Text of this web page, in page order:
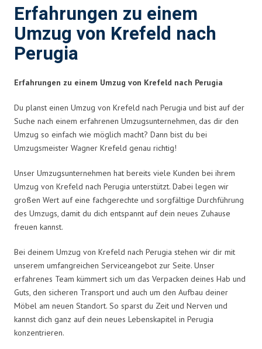
Erfahrungen zu einem
Umzug von Krefeld nach
Perugia
Erfahrungen zu einem Umzug von Krefeld nach Perugia
Du planst einen Umzug von Krefeld nach Perugia und bist auf der
Suche nach einem erfahrenen Umzugsunternehmen, das dir den
Umzug so einfach wie möglich macht? Dann bist du bei
Umzugsmeister Wagner Krefeld genau richtig!
Unser Umzugsunternehmen hat bereits viele Kunden bei ihrem
Umzug von Krefeld nach Perugia unterstützt. Dabei legen wir
großen Wert auf eine fachgerechte und sorgfältige Durchführung
des Umzugs, damit du dich entspannt auf dein neues Zuhause
freuen kannst.
Bei deinem Umzug von Krefeld nach Perugia stehen wir dir mit
unserem umfangreichen Serviceangebot zur Seite. Unser
erfahrenes Team kümmert sich um das Verpacken deines Hab und
Guts, den sicheren Transport und auch um den Aufbau deiner
Möbel am neuen Standort. So sparst du Zeit und Nerven und
kannst dich ganz auf dein neues Lebenskapitel in Perugia
konzentrieren.